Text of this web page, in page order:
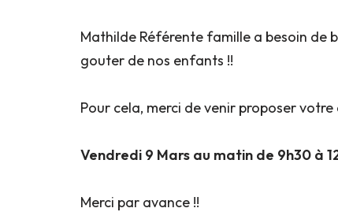
Mathilde Référente famille a besoin de
gouter de nos enfants !!
Pour cela, merci de venir proposer
Vendredi 9 Mars au matin de 9h30 à
Merci par avance !!